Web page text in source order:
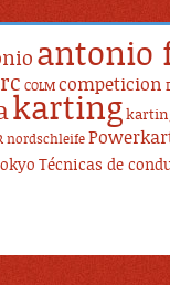
antonio
COLM competicion
karting
nordschleife
Técnicas de